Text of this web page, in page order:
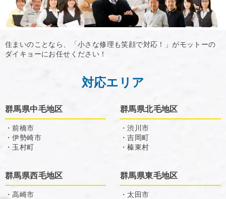
住まいのことなら、「小さな修理も笑顔で対応！」がモットーの
ダイキョーにお任せください！
対応エリア
群馬県中毛地区
・前橋市
・伊勢崎市
・玉村町
群馬県北毛地区
・渋川市
・吉岡町
・榛東村
群馬県西毛地区
・高崎市
群馬県東毛地区
・太田市